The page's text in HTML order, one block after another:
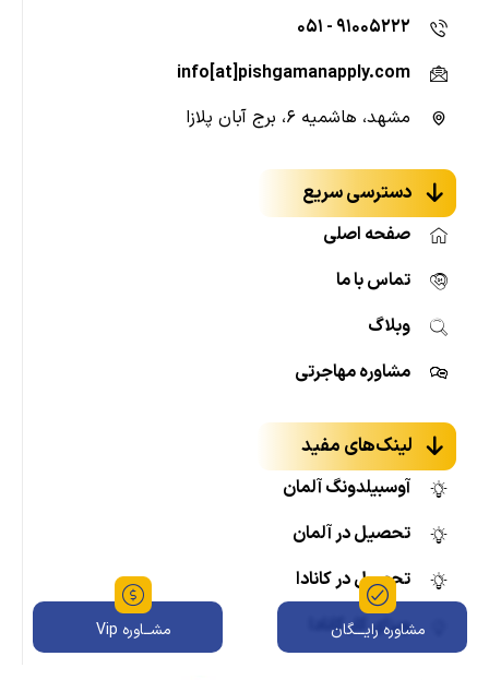
۹۱۰۰۵۲۲۲ - ۰۵۱
info[at]pishgamanapply.com
مشهد، هاشمیه ۶، برج آبان پلازا
دسترسی سریع
صفحه اصلی
تماس با ما
وبلاگ
مشاوره مهاجرتی
لینک‌های مفید
آوسبیلدونگ آلمان
تحصیل در آلمان
تحصیل در کانادا
ویزای کار کانادا
مشاوره رایـــگان مشــاوره Vip